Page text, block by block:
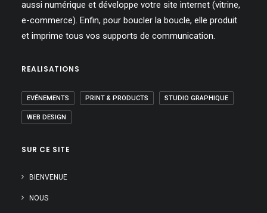
aussi numérique et développe votre site internet (vitrine,
e-commerce). Enfin, pour boucler la boucle, elle produit
et imprime tous vos supports de communication.
REALISATIONS
EVÉNEMENTS PRINT & PRODUCTS STUDIO GRAPHIQUE
WEB DESIGN
SUR CE SITE
BIENVENUE
NOUS